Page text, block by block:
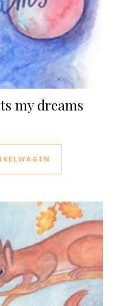
my dreams